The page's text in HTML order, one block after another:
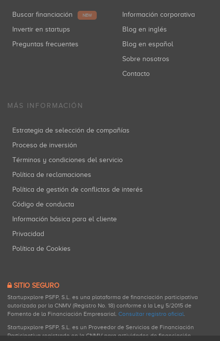
Buscar financiación NEW
Invertir en startups
Preguntas frecuentes
Información corporativa
Blog en inglés
Blog en español
Sobre nosotros
Contacto
MÁS INFORMACIÓN
Estrategia de selección de compañías
Proceso de inversión
Términos y condiciones del servicio
Política de reclamaciones
Política de gestión de conflictos de interés
Código de conducta
Información básica para el cliente
Privacidad
Política de Cookies
SITIO SEGURO
Startupxplore PSFP, S.L. es una plataforma de financiación participativa
autorizada por la CNMV (Registro No. 18) conforme a la Ley 5/2015 de
Fomento de la Financiación Empresarial. Consultar registro oficial.
Startupxplore PSFP, S.L. es un Proveedor de Servicios de Financiación
Participativa registrado en la CNMV para actividades de financiación